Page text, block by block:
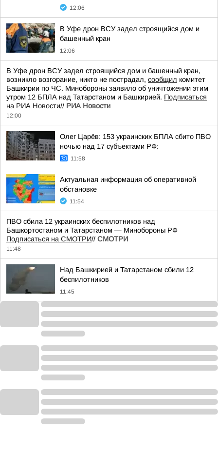
12:06
В Уфе дрон ВСУ задел строящийся дом и
башенный кран
12:06
В Уфе дрон ВСУ задел строящийся дом и башенный кран,
возникло возгорание, никто не пострадал, сообщил комитет
Башкирии по ЧС. Минобороны заявило об уничтожении этим
утром 12 БПЛА над Татарстаном и Башкирией. Подписаться
на РИА Новости// РИА Новости
12:00
Олег Царёв: 153 украинских БПЛА сбито ПВО
ночью над 17 субъектами РФ:
11:58
Актуальная информация об оперативной
обстановке
11:54
ПВО сбила 12 украинских беспилотников над
Башкортостаном и Татарстаном — Минобороны РФ
Подписаться на СМОТРИ// СМОТРИ
11:48
Над Башкирией и Татарстаном сбили 12
беспилотников
11:45